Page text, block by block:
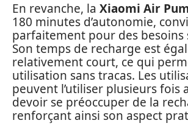
En revanche, la Xiaomi Air
180 minutes d’autonomie,
parfaitement pour des besoins
Son temps de recharge est
relativement court, ce qui
utilisation sans tracas. Les
peuvent l’utiliser plusieurs fois
devoir se préoccuper de la
renforçant ainsi son aspect